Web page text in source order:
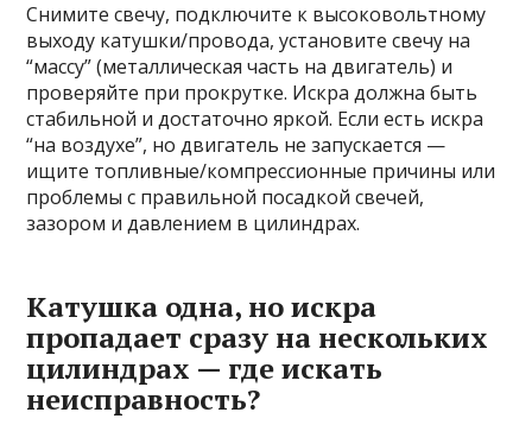
Снимите свечу, подключите к высоковольтному
выходу катушки/провода, установите свечу на
“массу” (металлическая часть на двигатель) и
проверяйте при прокрутке. Искра должна быть
стабильной и достаточно яркой. Если есть искра
“на воздухе”, но двигатель не запускается —
ищите топливные/компрессионные причины или
проблемы с правильной посадкой свечей,
зазором и давлением в цилиндрах.
Катушка одна, но искра
пропадает сразу на нескольких
цилиндрах — где искать
неисправность?